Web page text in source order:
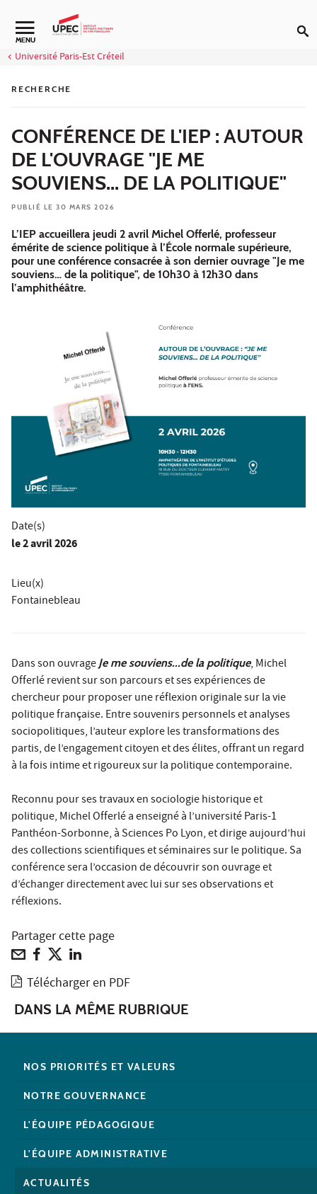
Aller au contenu
Navigation secondaire
MENU
Université Paris-Est Créteil
RECHERCHE
CONFÉRENCE DE L'IEP : AUTOUR
DE L'OUVRAGE "JE ME
SOUVIENS... DE LA POLITIQUE"
PUBLIÉ LE 30 MARS 2026
L’IEP accueillera jeudi 2 avril Michel Offerlé, professeur
émérite de science politique à l’École normale supérieure,
pour une conférence consacrée à son dernier ouvrage "Je me
souviens… de la politique", de 10h30 à 12h30 dans
l’amphithéâtre.
Date(s)
le2 avril 2026
Lieu(x)
Fontainebleau
Dans son ouvrageJe me souviens...de la politique, Michel
Offerlé revient sur son parcours et ses expériences de
chercheur pour proposer une réflexion originale sur la vie
politique française. Entre souvenirs personnels et analyses
sociopolitiques, l’auteur explore les transformations des
partis, de l’engagement citoyen et des élites, offrant un regard
à la fois intime et rigoureux sur la politique contemporaine.
Reconnu pour ses travaux en sociologie historique et
politique, Michel Offerlé a enseigné à l’université Paris-1
Panthéon-Sorbonne, à Sciences Po Lyon, et dirige aujourd’hui
des collections scientifiques et séminaires sur le politique. Sa
conférence sera l’occasion de découvrir son ouvrage et
d’échanger directement avec lui sur ses observations et
réflexions.
Partager cette page
Télécharger en PDF
DANS LA MÊME RUBRIQUE
NOS PRIORITÉS ET VALEURS
NOTRE GOUVERNANCE
L'ÉQUIPE PÉDAGOGIQUE
L'ÉQUIPE ADMINISTRATIVE
ACTUALITÉS